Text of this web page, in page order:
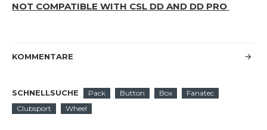
NOT COMPATIBLE WITH CSL DD AND DD PRO
KOMMENTARE
SCHNELLSUCHE Pack Button Box
Fanatec
Clubsport
Wheel